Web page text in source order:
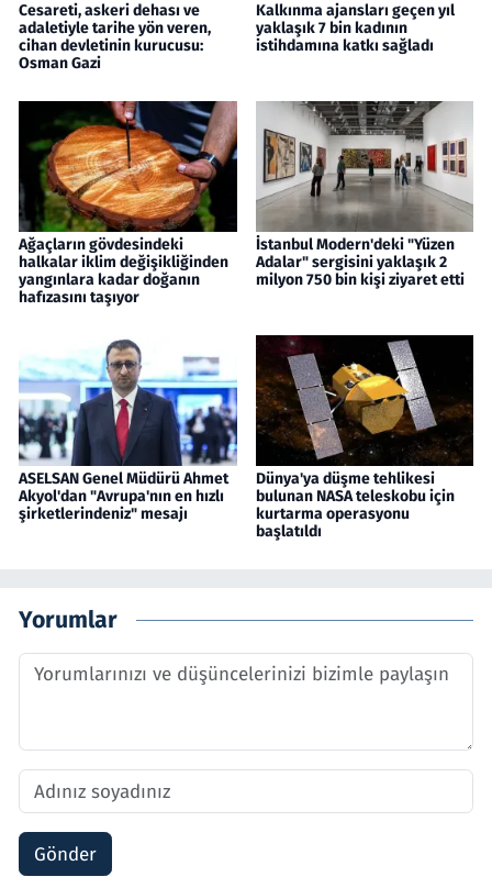
Cesareti, askeri dehası ve
adaletiyle tarihe yön veren,
cihan devletinin kurucusu:
Osman Gazi
Kalkınma ajansları geçen yıl
yaklaşık 7 bin kadının
istihdamına katkı sağladı
Ağaçların gövdesindeki
halkalar iklim değişikliğinden
yangınlara kadar doğanın
hafızasını taşıyor
İstanbul Modern'deki "Yüzen
Adalar" sergisini yaklaşık 2
milyon 750 bin kişi ziyaret etti
ASELSAN Genel Müdürü Ahmet
Akyol'dan "Avrupa'nın en hızlı
şirketlerindeniz" mesajı
Dünya'ya düşme tehlikesi
bulunan NASA teleskobu için
kurtarma operasyonu
başlatıldı
Yorumlar
Gönder